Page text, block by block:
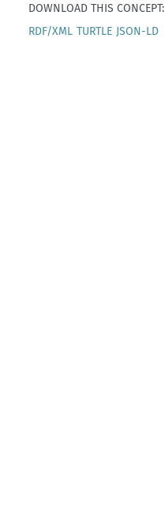
DOWNLOAD THIS CONCEPT:
RDF/XML TURTLE JSON-LD